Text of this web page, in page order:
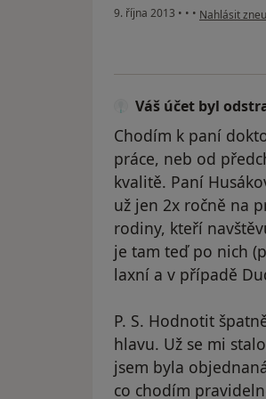
9. října 2013 • • • podle
Nahlásit
Váš účet byl
Chodím k paní
práce, neb od
kvalitě. Paní
už jen 2x ročně na
rodiny, kteří
je tam teď po nich
laxní a v případě
P. S. Hodnotit
hlavu. Už se mi
jsem byla
co chodím